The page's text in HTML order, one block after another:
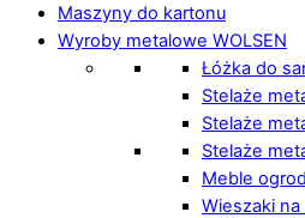
Maszyny do kartonu
Wyroby metalowe WOLSEN
Łóżka do
Stelaże
Stelaże
Stelaże
Meble
Wieszaki na